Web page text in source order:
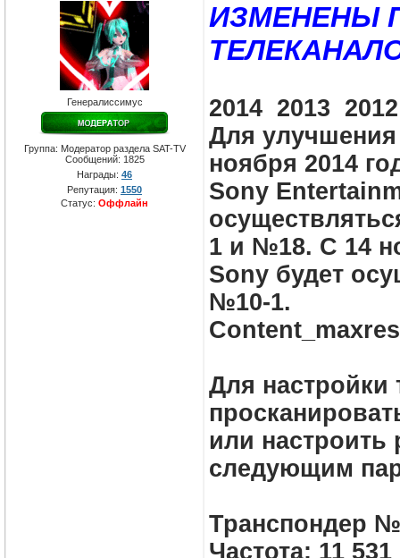
Генералиссимус
Группа: Модератор раздела SAT-TV
Сообщений: 1825
Награды: 46
Репутация: 1550
Статус: Оффлайн
ИЗМЕНЕНЫ
2014 2013 2012
Для улучшения
ноября 2014
Sony
1 и №18. С 14
Sony будет
№10-1.
Для настройки
или настроить
следующим
Транспондер
Частота: 11 531